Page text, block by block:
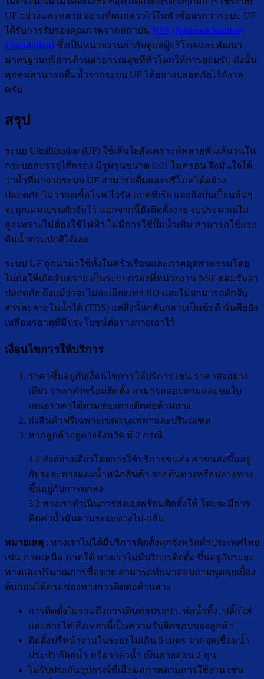
UF อย่างแพร่หลาย อย่างที่ผมกล่าวไว้ในหัวข้อแรกว่าระบบ UF
ได้รับการรับรองคุณภาพจากสถาบัน NSF (National Sanitary
Foundation) ซึ่งเป็นหน่วยงานกำกับดูแลผู้บริโภคและพัฒนา
มาตรฐานบริการด้านสาธารณสุขที่ทั่วโลกให้การยอมรับ ดังนั้น
ทุกคนสามารถดื่มน้ำจากระบบ UF ได้อย่างปลอดภัยไร้กังวล
ครับ
สรุป
ระบบ Ultrafiltration (UF) ใช้เส้นใยสังเคราะห์หลายพันเส้นวนใน
กระบอกบรรจุไส้กรอง มีรูพรุนขนาด 0.01 ไมครอน จึงมั่นใจได้
ว่าน้ำที่มาจากระบบ UF สามารถดื่มและบริโภคได้อย่าง
ปลอดภัย ไม่ว่าจะเชื้อโรค ไวรัส แบคทีเรีย และสิ่งปนเปื้อนอื่นๆ
จะถูกเมมเบรนดักจับไว้ นอกจากนี้ยังติดตั้งง่าย งบประมาณไม่
สูง เพราะไม่ต้องใช้ไฟฟ้า ไม่มีการใช้ปั๊มน้ำเพิ่ม สามารถใช้แรง
ดันน้ำตามปกติได้เลย
ระบบ UF ถูกนำมาใช้ทั้งในครัวเรือนและภาคอุตสาหรรมโดย
ไม่ก่อให้เกิดอันตราย เป็นระบบกรองที่หน่วยงาน NSF ยอมรับว่า
ปลอดภัย ถึงแม้ว่าจะไม่ละเอียดเท่า RO และไม่สามารถดักจับ
สารละลายในน้ำได้ (TDS) แต่สิ่งนั้นกลับกลายเป็นข้อดี นั่นคือยัง
เหลือแร่ธาตุที่มีประโยชน์ต่อร่างกายเอาไว้
เงื่อนไขการให้บริการ
ราคาขึ้นอยู่กับเงื่อนไขการให้บริการ เช่น ราคาส่งอย่าง
เดียว ราคาส่งพร้อมติดตั้ง สามารถสอบถามและขอใบ
เสนอราคาได้ตามช่องทางติดต่อด้านล่าง
ส่งสินค้าฟรีเฉพาะเขตกรุงเทพฯและปริมณฑล
หากลูกค้าอยู่ต่างจังหวัด มี 2 กรณี
3.1 ส่งอย่างเดียวโดยการใช้บริการขนส่ง ค่าขนส่งขึ้นอยู่
กับระยะทางและน้ำหนักสินค้า จ่ายต้นทางหรือปลายทาง
ขึ้นอยู่กับการตกลง
3.2 ทางเราดำเนินการส่งเองพร้อมติดตั้งให้ โดยจะมีการ
คิดค่าน้ำมันตามระยะทางไป-กลับ
หมายเหตุ : ทางเราไม่ได้มีบริการติดตั้งทุกจังหวัดทั่วประเทศไทย
เช่น ภาคเหนือ ภาคใต้ ทางเราไม่มีบริการติดตั้ง ขึ้นอยู่กับระยะ
ทางและปริมาณการซื้อขาย สามารถทักมาสอบถามพูดคุยเบื้อง
ต้นก่อนได้ตามช่องทางการติดต่อด้านล่าง
การติดตั้งไม่รวมถึงการเดินท่อประปา, ท่อน้ำทิ้ง, ปลั๊กไฟ
และสายไฟ สิ่งเหล่านี้เป็นความรับผิดชอบของลูกค้า
ติดตั้งฟรีหน้างานในระยะไม่เกิน 5 เมตร จากจุดเชื่อมน้ำ
ประปา ก๊อกน้ำ หรือวาล์วน้ำ เป็นสายอ่อน 2 หุน
ไม่รับประกันอุปกรณ์ที่เสื่อมสภาพตามการใช้งาน เช่น